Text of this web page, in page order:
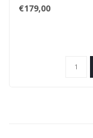
€179,00